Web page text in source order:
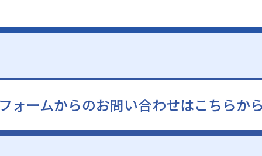
ォームからのお問い合わせはこちらか